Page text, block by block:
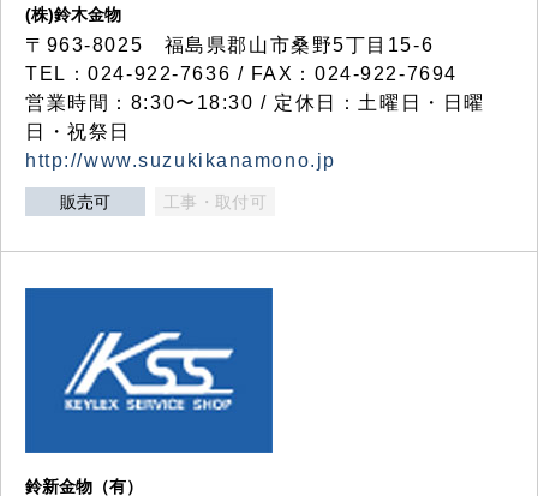
(株)鈴木金物
〒963-8025 福島県郡山市桑野5丁目15-6
TEL：024-922-7636 / FAX：024-922-7694
営業時間：8:30〜18:30 / 定休日：土曜日・日曜
日・祝祭日
http://www.suzukikanamono.jp
販売可 工事・取付可
鈴新金物（有）